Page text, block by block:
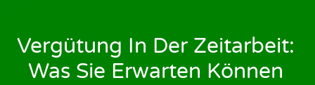
Vergütung In Der Zeitarbeit:
Was Sie Erwarten Können